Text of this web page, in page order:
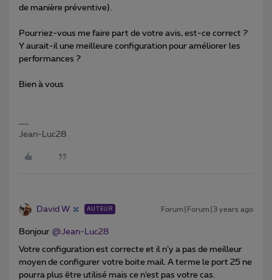
de manière préventive).
Pourriez-vous me faire part de votre avis, est-ce correct ?
Y aurait-il une meilleure configuration pour améliorer les
performances ?
Bien à vous
Jean-Luc28
David W AUTEUR Forum|Forum|3 years ago
Bonjour @Jean-Luc28
Votre configuration est correcte et il n’y a pas de meilleur
moyen de configurer votre boite mail. A terme le port 25 ne
pourra plus être utilisé mais ce n’est pas votre cas.